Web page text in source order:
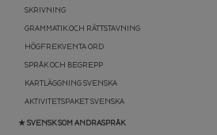
SKRIVNING
GRAMMATIK OCH RÄTTSTAVNING
HÖGFREKVENTA ORD
SPRÅK OCH BEGREPP
KARTLÄGGNING SVENSKA
AKTIVITETSPAKET SVENSKA
★ SVENSK SOM ANDRASPRÅK